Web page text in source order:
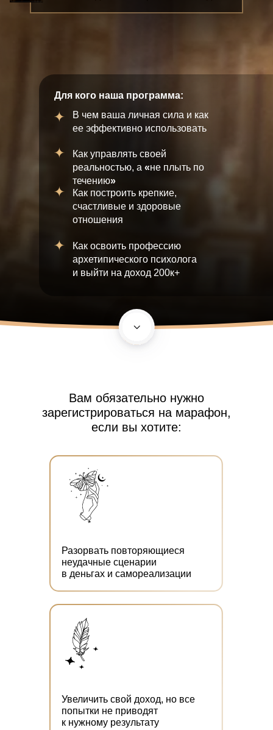
Для кого наша программа:
В чем ваша личная сила и как
ее эффективно использовать
Как управлять своей
реальностью, а «не плыть по
течению»
Как построить крепкие,
счастливые и здоровые
отношения
Как освоить профессию
архетипического психолога
и выйти на доход 200к+
Вам обязательно нужно
зарегистрироваться на марафон,
если вы хотите:
Увеличить свой доход, но все
попытки не приводят
к нужному результату
Разорвать повторяющиеся
неудачные сценарии
в деньгах и самореализации